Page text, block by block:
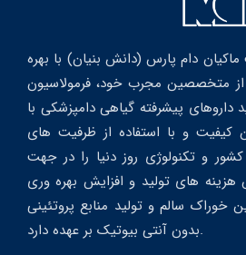
دام پارس (دانش بنیان) با بهره
متخصصین مجرب خود، فرمولاسیون
داروهای پیشرفته گیاهی دامپزشکی با
کیفیت و با استفاده از ظرفیت های
و تکنولوژی روز دنیا را در جهت
های تولید و افزایش بهره وری
خوراک سالم و تولید منابع پروتئینی
بدون آنتی بیوتیک بر عهده دارد.